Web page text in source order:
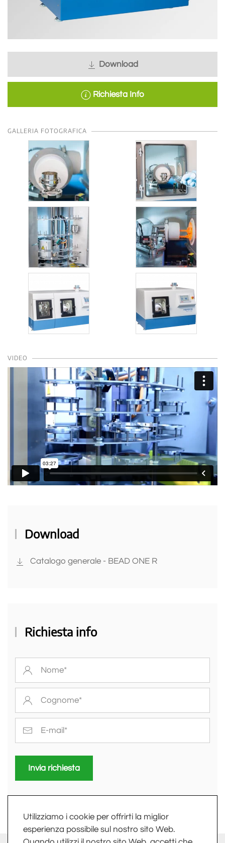
Utilizziamo i cookie per offrirti la miglior
esperienza possibile sul nostro sito Web.
Download
Richiesta Info
GALLERIA FOTOGRAFICA
VIDEO
Download
Catalogo generale - BEAD ONE R
Richiesta info
Invia richiesta